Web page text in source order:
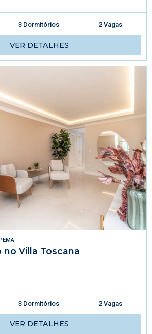
3 Dormitórios 2 Vagas
VER DETALHES
Villa Toscana
3 Dormitórios 2 Vagas
VER DETALHES